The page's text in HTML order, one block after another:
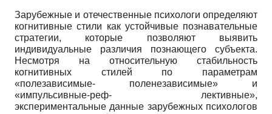
Зарубежные и отечественные психологи определяют
когнитивные стили как устойчивые познавательные
стратегии, которые позволяют выявить
индивидуальные различия познающего субъекта.
Несмотря на относительную стабильность
когнитивных стилей по параметрам
«полезависимые- поленезависимые» и
«импульсивные-реф- лективные»,
экспериментальные данные зарубежных психологов